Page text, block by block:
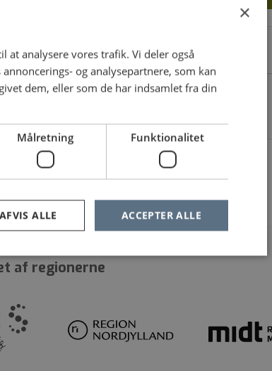
noget andet eller fjern nogle af dine filtre
3 »
af regionerne
×
at analysere vores trafik. Vi deler også
og analysepartnere, som kan
dem, eller som de har indsamlet fra din
Målretning Funktionalitet
ACCEPTER ALLE
AFVIS ALLE